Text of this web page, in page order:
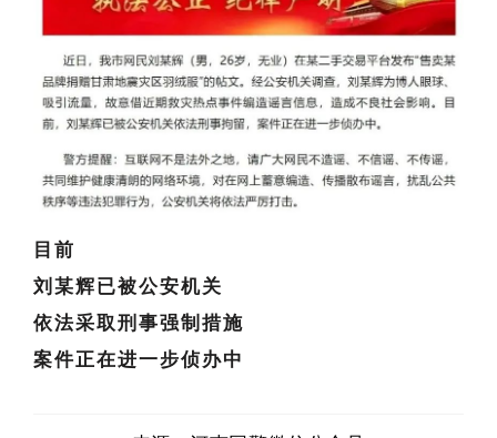
目前
刘某辉已被公安机关
依法采取刑事强制措施
案件正在进一步侦办中